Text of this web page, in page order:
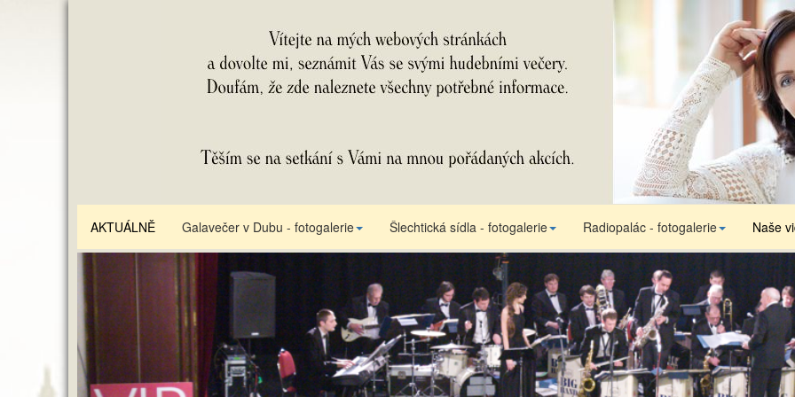
AKTUÁLNĚ Galavečer v Dubu - fotogalerie Šlechtická sídla - fotogalerie Radiopalác - fotogalerie Naše